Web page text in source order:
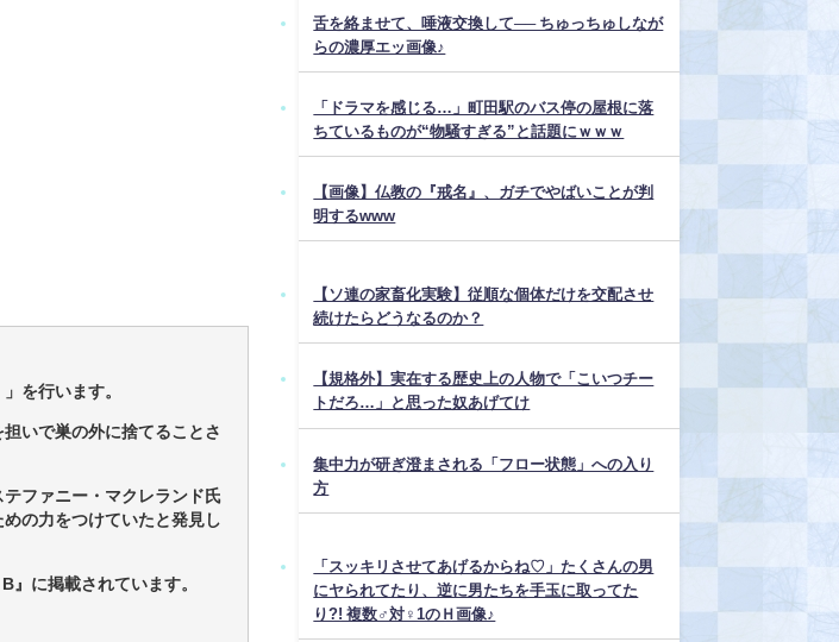
を行います。
いで巣の外に捨てることさ
ファニー・マクレランド氏
の力をつけていたと発見し
に掲載されています。
舌を絡ませて、唾液交換して── ちゅっちゅしなが
らの濃厚エッ画像♪
「ドラマを感じる…」町田駅のバス停の屋根に落
ちているものが“物騒すぎる”と話題にｗｗｗ
【画像】仏教の『戒名』、ガチでやばいことが判
明するwww
【ソ連の家畜化実験】従順な個体だけを交配させ
続けたらどうなるのか？
【規格外】実在する歴史上の人物で「こいつチー
トだろ…」と思った奴あげてけ
集中力が研ぎ澄まされる「フロー状態」への入り
方
「スッキリさせてあげるからね♡」たくさんの男
にヤられてたり、逆に男たちを手玉に取ってた
り?! 複数♂対♀1のＨ画像♪